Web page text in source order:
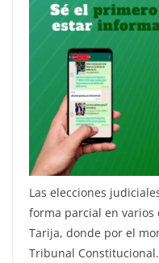
Las elecciones
forma parcial en
Tarija, donde por el
Tribunal